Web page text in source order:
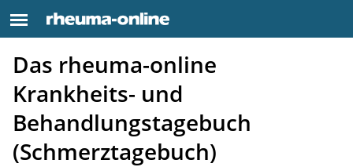
Das rheuma-online
Krankheits- und
Behandlungstagebuch
(Schmerztagebuch)